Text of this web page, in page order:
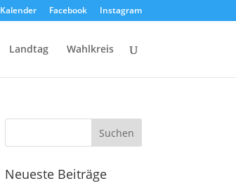
Kalender Facebook Instagram
Landtag Wahlkreis
Neueste Beiträge